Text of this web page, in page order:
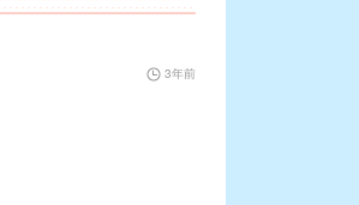
3年前